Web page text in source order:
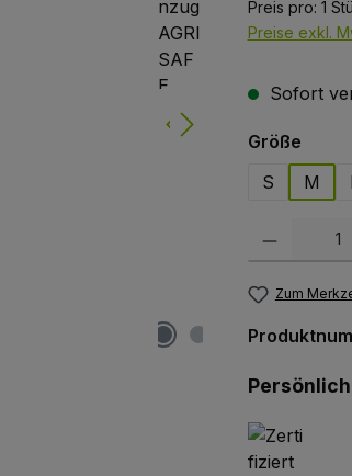
Preis pro: 1
Preise exkl.
Sofort
Größe
S
M
Produkt
Zum